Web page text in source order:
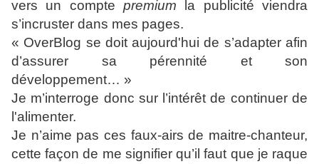
vers un compte premium la publicité viendra
s’incruster dans mes pages.
« OverBlog se doit aujourd'hui de s’adapter afin
d’assurer sa pérennité et son
développement… »
Je m’interroge donc sur l’intérêt de continuer de
l'alimenter.
Je n’aime pas ces faux-airs de maitre-chanteur,
cette façon de me signifier qu’il faut que je raque